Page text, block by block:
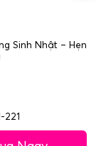
Sinh Nhật – Hẹn
221